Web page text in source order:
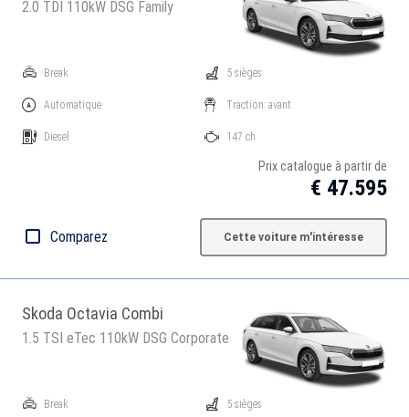
2.0 TDI 110kW DSG Family
Break
Automatique
Diesel
5 sièges
Traction: avant
147 ch
Prix catalogue à partir de
€ 47.595
Comparez Cette voiture m'intéresse
Skoda Octavia Combi
1.5 TSI eTec 110kW DSG Corporate
Break 5 sièges